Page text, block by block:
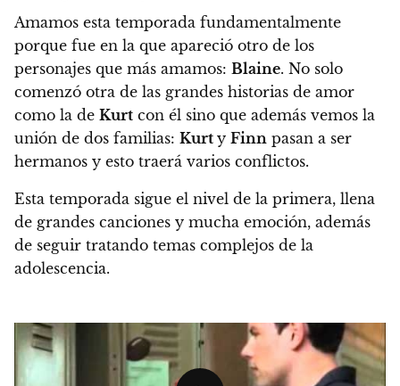
Amamos esta temporada fundamentalmente
porque fue en la que apareció otro de los
personajes que más amamos: Blaine. No solo
comenzó otra de las grandes historias de amor
como la de Kurt con él sino que además vemos la
unión de dos familias: Kurt y Finn pasan a ser
hermanos y esto traerá varios conflictos.
Esta temporada sigue el nivel de la primera, llena
de grandes canciones y mucha emoción, además
de seguir tratando temas complejos de la
adolescencia.